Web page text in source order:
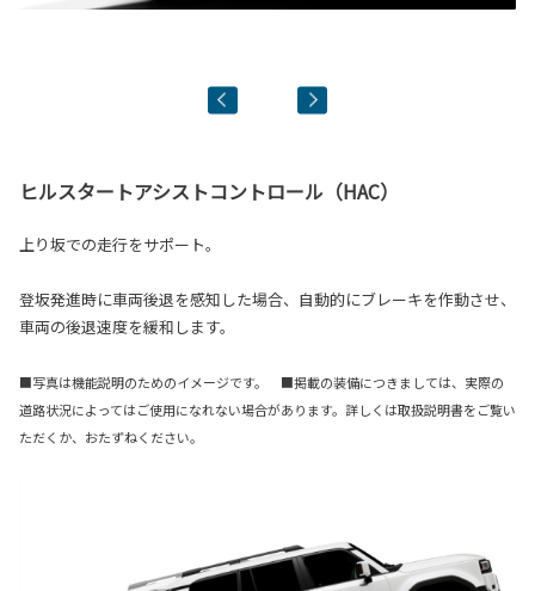
ヒルスタートアシストコントロール（HAC）
上り坂での走行をサポート。
登坂発進時に車両後退を感知した場合、自動的にブレーキを作動させ、
車両の後退速度を緩和します。
■写真は機能説明のためのイメージです。 ■掲載の装備につきましては、実際の
道路状況によってはご使用になれない場合があります。詳しくは取扱説明書をご覧い
ただくか、おたずねください。